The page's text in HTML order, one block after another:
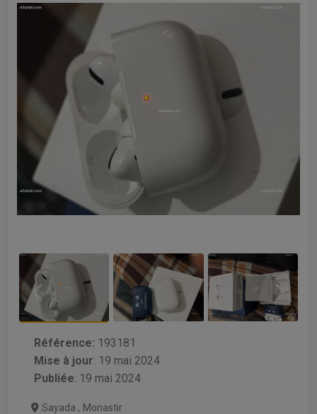
Référence: 193181
Mise à jour: 19 mai 2024
Publiée: 19 mai 2024
Sayada , Monastir